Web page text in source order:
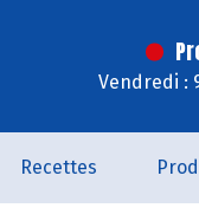
Vendredi :
Recettes